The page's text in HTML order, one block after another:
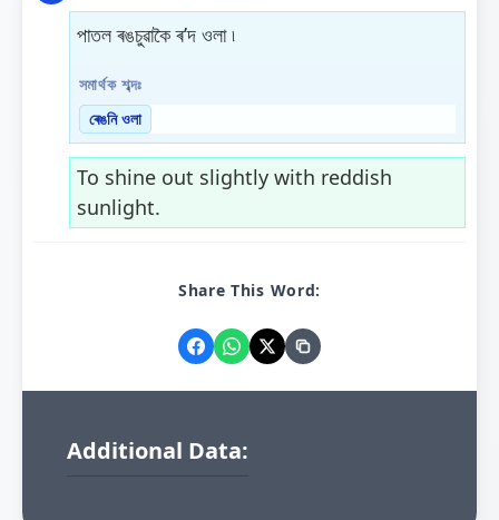
পাতল ৰঙচুৱাকৈ ৰ’দ ওলা ৷
সমাৰ্থক শব্দঃ
ৰেঙনি ওলা
To shine out slightly with reddish
sunlight.
Share This Word:
Additional Data: